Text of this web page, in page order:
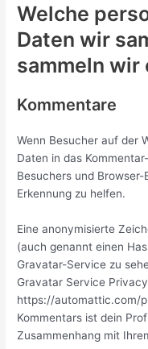
Welche
Daten wir
sammeln wir
Kommentare
Wenn Besucher auf der
Daten in das
Besuchers und
Erkennung zu helfen.
Eine anonymisierte
(auch genannt einen
Gravatar-Service zu
Gravatar Service
https://automattic.com/
Kommentars ist dein
Zusammenhang mit